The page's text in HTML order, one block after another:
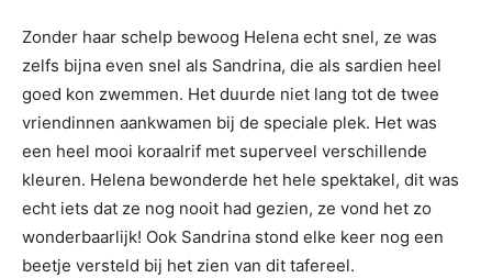
Zonder haar schelp bewoog Helena echt snel, ze was
zelfs bijna even snel als Sandrina, die als sardien heel
goed kon zwemmen. Het duurde niet lang tot de twee
vriendinnen aankwamen bij de speciale plek. Het was
een heel mooi koraalrif met superveel verschillende
kleuren. Helena bewonderde het hele spektakel, dit was
echt iets dat ze nog nooit had gezien, ze vond het zo
wonderbaarlijk! Ook Sandrina stond elke keer nog een
beetje versteld bij het zien van dit tafereel.